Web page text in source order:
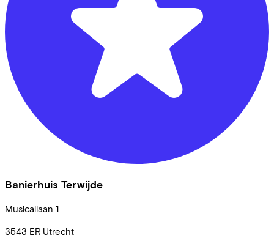
Banierhuis Terwijde
Musicallaan 1
3543 ER Utrecht